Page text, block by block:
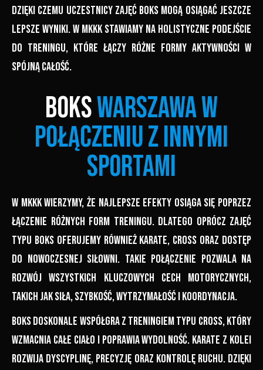
dzięki czemu uczestnicy zajęć boks mogą osiągać jeszcze
lepsze wyniki. W MKKK stawiamy na holistyczne podejście
do treningu, które łączy różne formy aktywności w
spójną całość.
BoksWarszawa w
połączeniu z innymi
sportami
W MKKK wierzymy, że najlepsze efekty osiąga się poprzez
łączenie różnych form treningu. Dlatego oprócz zajęć
typu boks oferujemy również karate, cross oraz dostęp
do nowoczesnej siłowni. Takie połączenie pozwala na
rozwój wszystkich kluczowych cech motorycznych,
takich jak siła, szybkość, wytrzymałość i koordynacja.
Boks doskonale współgra z treningiem typu cross, który
wzmacnia całe ciało i poprawia wydolność. Karate z kolei
rozwija dyscyplinę, precyzję oraz kontrolę ruchu. Dzięki